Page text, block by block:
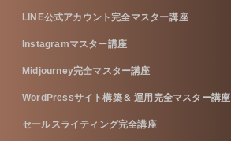
LINE公式アカウント完全マスター講座
Instagramマスター講座
Midjourney完全マスター講座
WordPressサイト構築＆ 運用完全マスター講座
セールスライティング完全講座